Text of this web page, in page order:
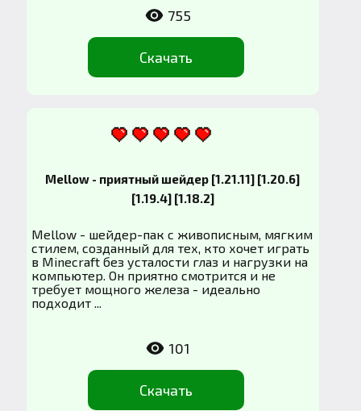
Скачать
755
Mellow - приятный шейдер [1.21.11] [1.20.6]
[1.19.4] [1.18.2]
Mellow - шейдер-пак с живописным, мягким
стилем, созданный для тех, кто хочет играть
в Minecraft без усталости глаз и нагрузки на
компьютер. Он приятно смотрится и не
требует мощного железа - идеально
подходит ...
Скачать
101